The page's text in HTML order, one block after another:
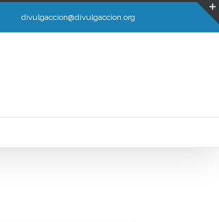
divulgaccion@divulgaccion.org